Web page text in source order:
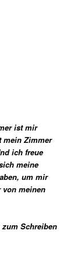
ist mir
mein Zimmer
ich freue
meine
um mir
von meinen
Schreiben